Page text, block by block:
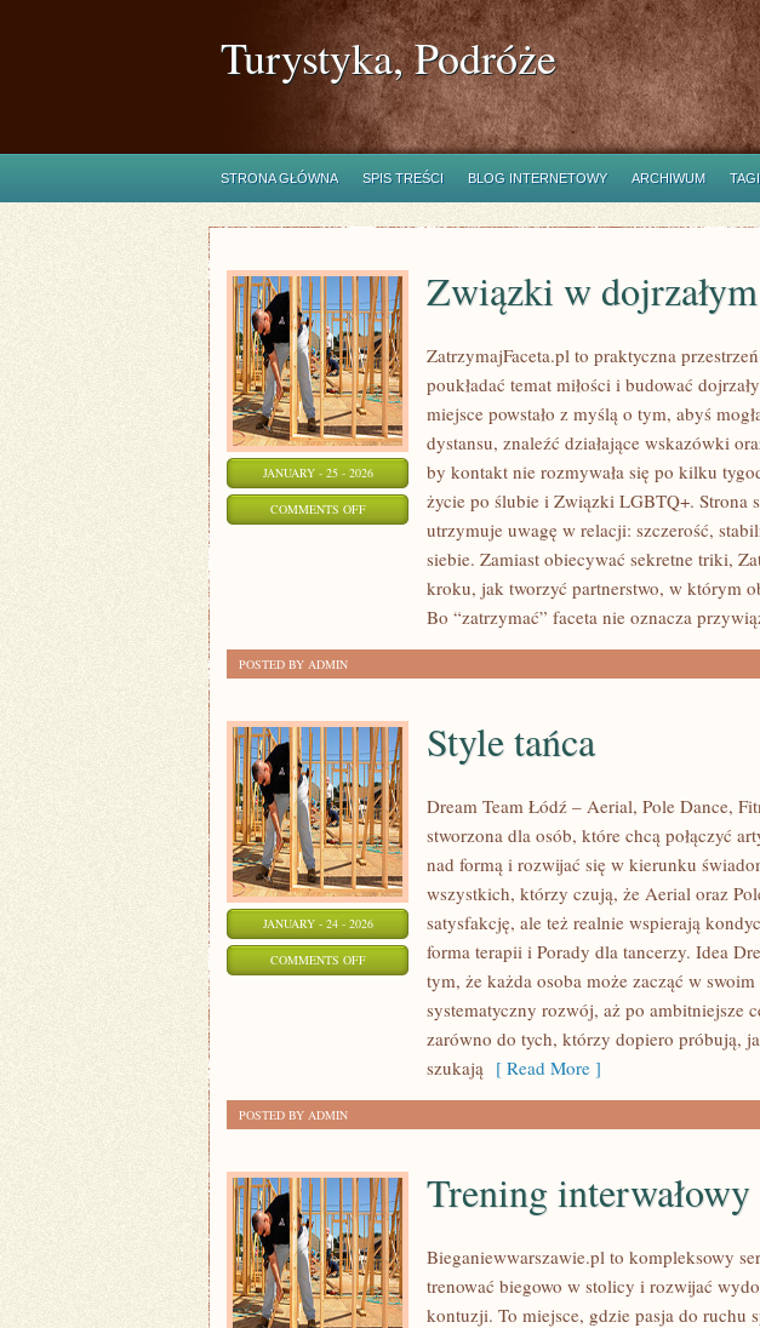
Turystyka, Podróże
STRONA GŁÓWNA SPIS TREŚCI BLOG INTERNETOWY ARCHIWUM TAGI
JANUARY - 25 - 2026
COMMENTS OFFON
DOJRZAŁYM
Związki w
ZatrzymajFaceta.pl to praktyczna
poukładać temat miłości i budować
miejsce powstało z myślą o tym, abyś
dystansu, znaleźć działające wskazówki
by kontakt nie rozmywała się po kilku
życie po ślubie i Związki LGBTQ+. Strona
utrzymuje uwagę w relacji: szczerość,
siebie. Zamiast obiecywać sekretne triki,
kroku, jak tworzyć partnerstwo, w którym
Bo “zatrzymać” faceta nie oznacza
POSTED BY ADMIN
JANUARY - 24 - 2026
COMMENTS OFFON
Style tańca
Dream Team Łódź – Aerial, Pole Dance,
stworzona dla osób, które chcą połączyć
nad formą i rozwijać się w kierunku
wszystkich, którzy czują, że Aerial oraz
satysfakcję, ale też realnie wspierają
forma terapii i Porady dla tancerzy. Idea
tym, że każda osoba może zacząć w
systematyczny rozwój, aż po ambitniejsze
zarówno do tych, którzy dopiero próbują,
szukają [ Read More ]
POSTED BY ADMIN
Trening
Bieganiewwarszawie.pl to kompleksowy
trenować biegowo w stolicy i rozwijać
kontuzji. To miejsce, gdzie pasja do ruchu